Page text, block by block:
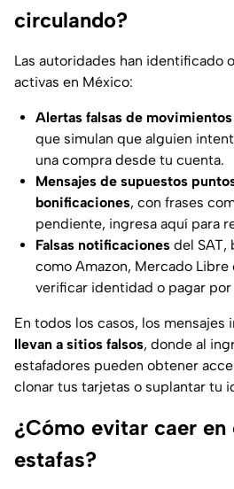
circulando?
Las autoridades han identificado
activas en México:
Alertas falsas de
que simulan que alguien
una compra desde tu cuenta.
Mensajes de supuestos
bonificaciones, con frases
pendiente, ingresa aquí para
Falsas notificaciones del SAT,
como Amazon, Mercado Libre
verificar identidad o pagar
En todos los casos, los mensajes
llevan a sitios falsos, donde al
estafadores pueden obtener
clonar tus tarjetas o suplantar tu
¿Cómo evitar caer
estafas?